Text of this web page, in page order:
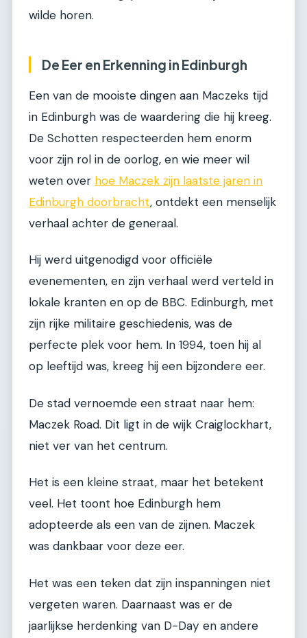
wilde horen.
De Eer en Erkenning in Edinburgh
Een van de mooiste dingen aan Maczeks tijd
in Edinburgh was de waardering die hij kreeg.
De Schotten respecteerden hem enorm
voor zijn rol in de oorlog, en wie meer wil
weten over hoe Maczek zijn laatste jaren in
Edinburgh doorbracht, ontdekt een menselijk
verhaal achter de generaal.
Hij werd uitgenodigd voor officiële
evenementen, en zijn verhaal werd verteld in
lokale kranten en op de BBC. Edinburgh, met
zijn rijke militaire geschiedenis, was de
perfecte plek voor hem. In 1994, toen hij al
op leeftijd was, kreeg hij een bijzondere eer.
De stad vernoemde een straat naar hem:
Maczek Road. Dit ligt in de wijk Craiglockhart,
niet ver van het centrum.
Het is een kleine straat, maar het betekent
veel. Het toont hoe Edinburgh hem
adopteerde als een van de zijnen. Maczek
was dankbaar voor deze eer.
Het was een teken dat zijn inspanningen niet
vergeten waren. Daarnaast was er de
jaarlijkse herdenking van D-Day en andere